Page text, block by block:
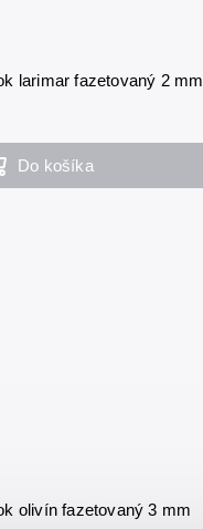
larimar fazetovaný 2 mm
Do košíka
olivín fazetovaný 3 mm